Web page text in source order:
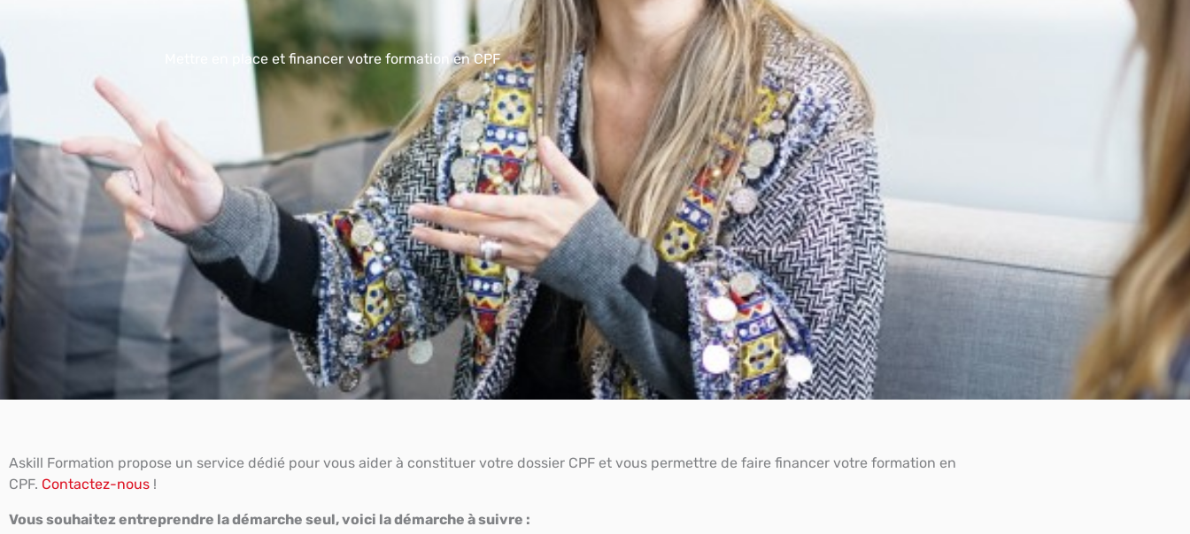
Mettre en place et financer votre formation en CPF
Askill Formation propose un service dédié pour vous aider à constituer votre dossier CPF et vous permettre de faire financer votre formation en
CPF. Contactez-nous !
Vous souhaitez entreprendre la démarche seul, voici la démarche à suivre :